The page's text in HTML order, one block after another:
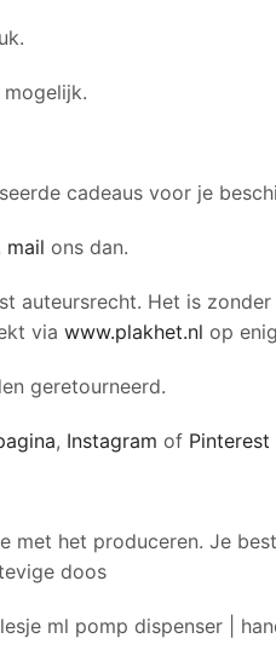
cadeaus voor je
mail ons dan.
auteursrecht. Het is
via www.plakhet.nl op
geretourneerd.
, Instagram of Pinterest
met het produceren. Je
doos
ml pomp dispenser |